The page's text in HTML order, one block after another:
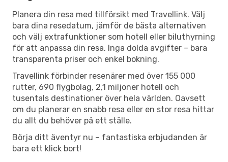
Planera din resa med tillförsikt med Travellink. Välj
bara dina resedatum, jämför de bästa alternativen
och välj extrafunktioner som hotell eller biluthyrning
för att anpassa din resa. Inga dolda avgifter – bara
transparenta priser och enkel bokning.
Travellink förbinder resenärer med över 155 000
rutter, 690 flygbolag, 2,1 miljoner hotell och
tusentals destinationer över hela världen. Oavsett
om du planerar en snabb resa eller en stor resa hittar
du allt du behöver på ett ställe.
Börja ditt äventyr nu – fantastiska erbjudanden är
bara ett klick bort!